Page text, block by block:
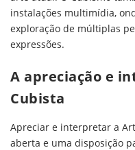
instalações multimídia,
exploração de múltiplas
expressões.
A apreciação e
Cubista
Apreciar e interpretar a
aberta e uma disposição